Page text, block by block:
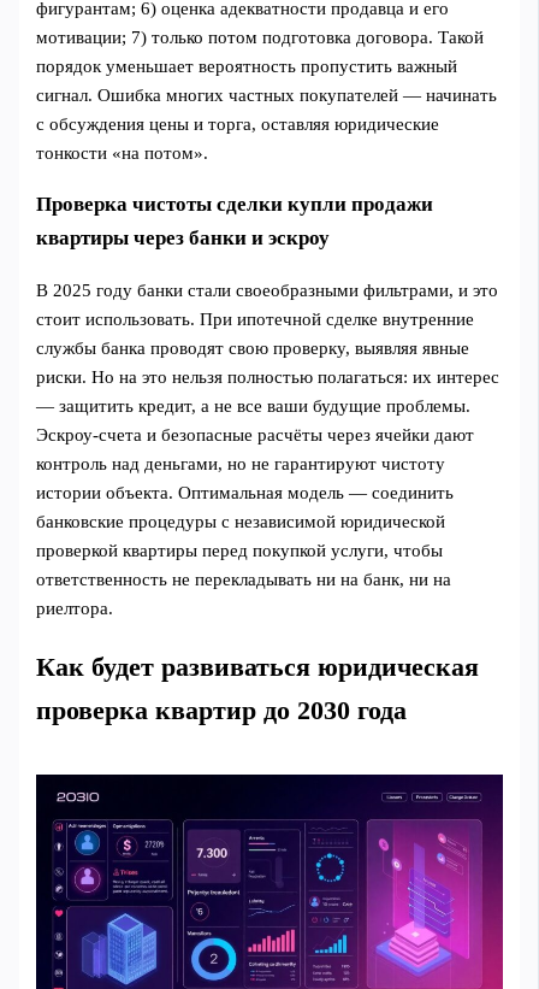
фигурантам; 6) оценка адекватности продавца и его
мотивации; 7) только потом подготовка договора. Такой
порядок уменьшает вероятность пропустить важный
сигнал. Ошибка многих частных покупателей — начинать
с обсуждения цены и торга, оставляя юридические
тонкости «на потом».
Проверка чистоты сделки купли продажи
квартиры через банки и эскроу
В 2025 году банки стали своеобразными фильтрами, и это
стоит использовать. При ипотечной сделке внутренние
службы банка проводят свою проверку, выявляя явные
риски. Но на это нельзя полностью полагаться: их интерес
— защитить кредит, а не все ваши будущие проблемы.
Эскроу-счета и безопасные расчёты через ячейки дают
контроль над деньгами, но не гарантируют чистоту
истории объекта. Оптимальная модель — соединить
банковские процедуры с независимой юридической
проверкой квартиры перед покупкой услуги, чтобы
ответственность не перекладывать ни на банк, ни на
риелтора.
Как будет развиваться юридическая
проверка квартир до 2030 года